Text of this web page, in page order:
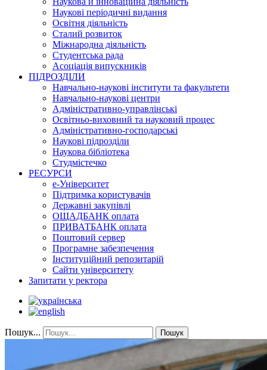
Наукові періодичні видання
Освітня діяльність
Сталий розвиток
Міжнародна діяльність
Студентська рада
Асоціація випускників
ПІДРОЗДІЛИ
Навчально-наукові інститути та факультети
Навчально-наукові центри
Адміністративно-управлінські
Освітньо-виховний та науковий процес
Адміністративно-господарські
Наукові підрозділи
Наукова бібліотека
Студмістечко
РЕСУРСИ
е-Університет
Підтримка користувачів
Державні закупівлі
ОЩАДБАНК оплата
ПРИВАТБАНК оплата
Поштовий сервер
Програмне забезпечення
Інституційний репозитарій
Сайти університету
Запитати у ректора
Пошук... Пошук